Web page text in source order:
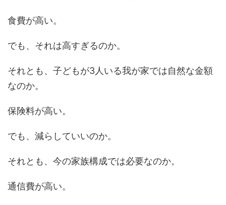
食費が高い。
でも、それは高すぎるのか。
それとも、子どもが3人いる我が家では自然な金額
なのか。
保険料が高い。
でも、減らしていいのか。
それとも、今の家族構成では必要なのか。
通信費が高い。